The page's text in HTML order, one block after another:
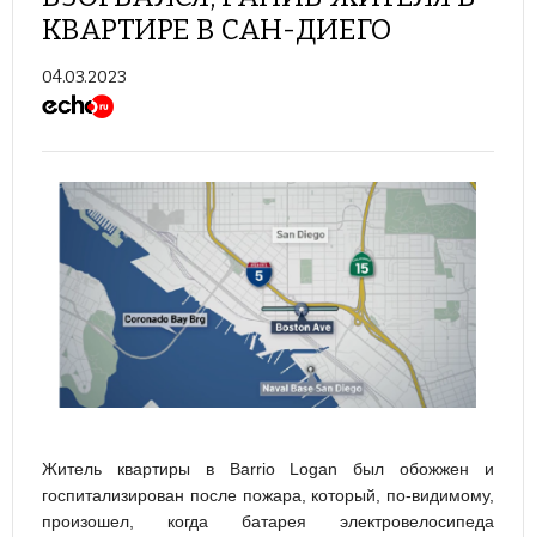
КВАРТИРЕ В САН-ДИЕГО
04.03.2023
Житель квартиры в Barrio Logan был обожжен и
госпитализирован после пожара, который, по-видимому,
произошел, когда батарея электровелосипеда